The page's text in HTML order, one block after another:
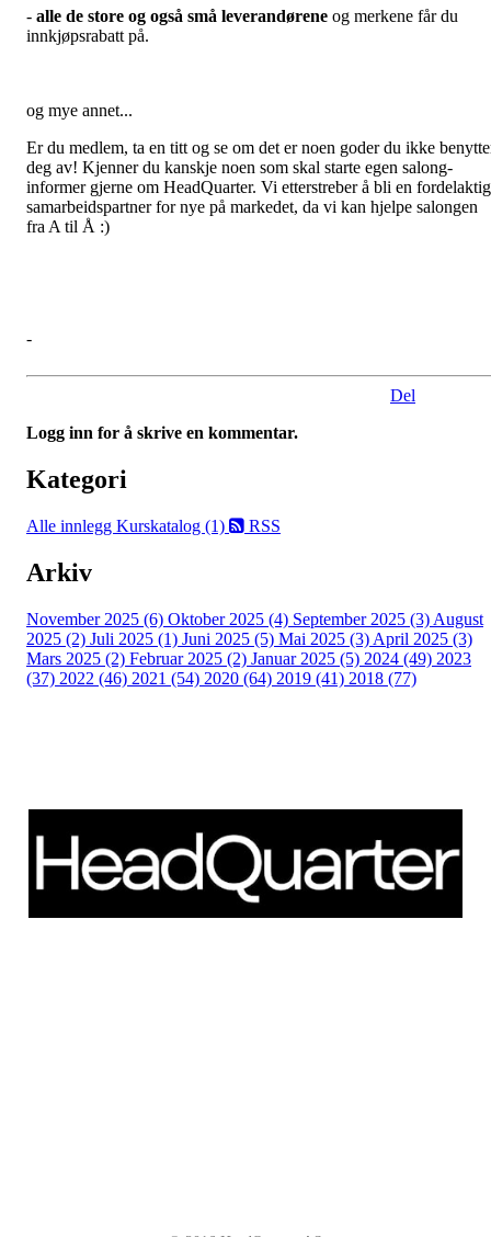
- alle de store og også små leverandørene og merkene får du
innkjøpsrabatt på.
og mye annet...
Er du medlem, ta en titt og se om det er noen goder du ikke
deg av! Kjenner du kanskje noen som skal starte egen salong-
informer gjerne om HeadQuarter. Vi etterstreber å bli en fordelaktig
samarbeidspartner for nye på markedet, da vi kan hjelpe salongen
fra A til Å :)
-
Del
Logg inn for å skrive en kommentar.
Kategori
Alle innlegg Kurskatalog (1) RSS
Arkiv
November 2025 (6) Oktober 2025 (4) September 2025 (3) August
2025 (2) Juli 2025 (1) Juni 2025 (5) Mai 2025 (3) April 2025 (3)
Mars 2025 (2) Februar 2025 (2) Januar 2025 (5) 2024 (49) 2023
(37) 2022 (46) 2021 (54) 2020 (64) 2019 (41) 2018 (77)